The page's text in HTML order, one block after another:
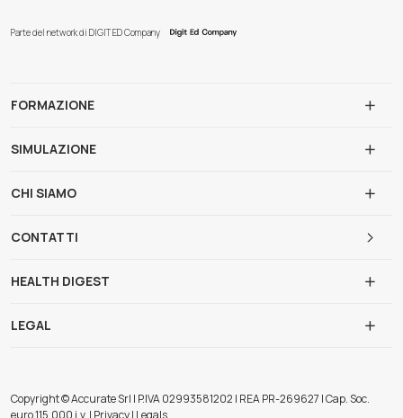
Parte del network di DIGIT ED Company
FORMAZIONE
SIMULAZIONE
CHI SIAMO
CONTATTI
HEALTH DIGEST
LEGAL
Copyright © Accurate Srl | P.IVA 02993581202 | REA PR-269627 | Cap. Soc.
euro 115.000 i.v. | Privacy | Legals